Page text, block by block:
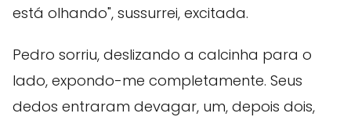
está olhando", sussurrei, excitada.
Pedro sorriu, deslizando a calcinha para o
lado, expondo-me completamente. Seus
dedos entraram devagar, um, depois dois,